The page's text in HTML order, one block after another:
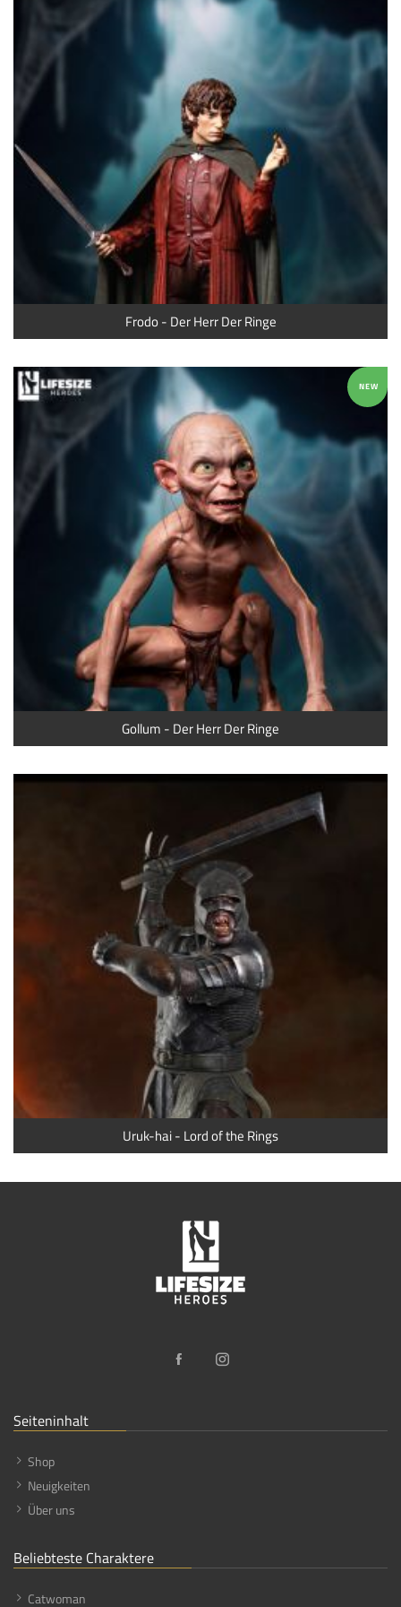
Frodo - Der Herr Der Ringe
NEW
Gollum - Der Herr Der Ringe
Uruk-hai - Lord of the Rings
Seiteninhalt
Shop
Neuigkeiten
Über uns
Beliebteste Charaktere
Catwoman